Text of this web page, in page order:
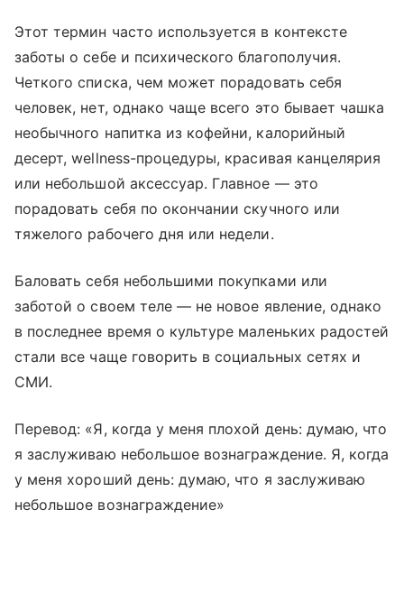
Этот термин часто используется в контексте
заботы о себе и психического благополучия.
Четкого списка, чем может порадовать себя
человек, нет, однако чаще всего это бывает чашка
необычного напитка из кофейни, калорийный
десерт, wellness-процедуры, красивая канцелярия
или небольшой аксессуар. Главное — это
порадовать себя по окончании скучного или
тяжелого рабочего дня или недели.
Баловать себя небольшими покупками или
заботой о своем теле — не новое явление, однако
в последнее время о культуре маленьких радостей
стали все чаще говорить в социальных сетях и
СМИ.
Перевод: «Я, когда у меня плохой день: думаю, что
я заслуживаю небольшое вознаграждение. Я, когда
у меня хороший день: думаю, что я заслуживаю
небольшое вознаграждение»